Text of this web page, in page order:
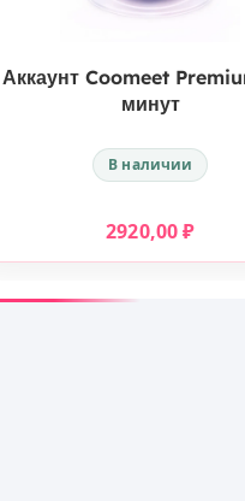
КУПИТЬ
Аккаунт Coomeet
минут
В наличии
2920,00₽